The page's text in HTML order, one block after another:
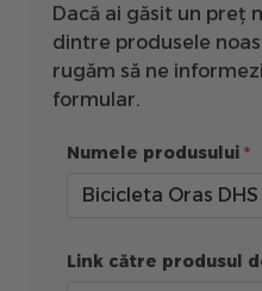
Dacă ai găsit un preț
dintre produsele
rugăm să ne
formular.
Numele produsului
Link către produsul